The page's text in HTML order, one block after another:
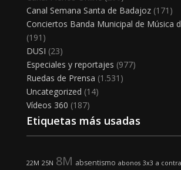
Canal Semana Santa de Badajoz(171)
Conciertos Banda Municipal de Música
(191)
DUSI (23)
Especiales y reportajes (977)
Ruedas de Prensa (1.531)
Uncategorized (14)
Vídeos 360 (187)
Etiquetas más usadas
22M 25N 8M absentismo abonos 3x3 a